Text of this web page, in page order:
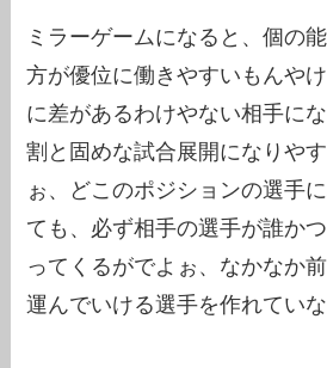
ミラーゲームになると、個の
方が優位に働きやすいもんや
に差があるわけやない相手に
割と固めな試合展開になりや
ぉ、どこのポジションの選手
ても、必ず相手の選手が誰か
ってくるがでよぉ、なかなか
運んでいける選手を作れていな